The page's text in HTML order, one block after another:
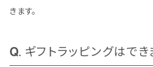
きます。
ギフトラッピングはでき